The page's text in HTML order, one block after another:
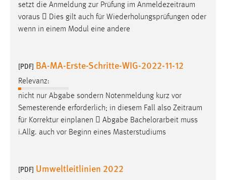
setzt die Anmeldung zur Prüfung im Anmeldezeitraum
voraus  Dies gilt auch für Wiederholungsprüfungen oder
wenn in einem Modul eine andere
[PDF] BA-MA-Erste-Schritte-WIG-2022-11-12
Relevanz:
nicht nur Abgabe sondern Notenmeldung kurz vor
Semesterende erforderlich; in diesem Fall also Zeitraum
für Korrektur einplanen  Abgabe Bachelorarbeit muss
i.Allg. auch vor Beginn eines Masterstudiums
[PDF] Umweltleitlinien 2022